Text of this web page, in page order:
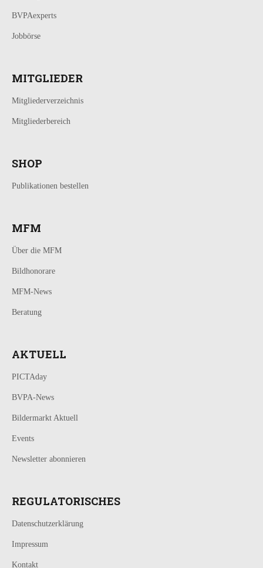
BVPAexperts
Jobbörse
MITGLIEDER
Mitgliederverzeichnis
Mitgliederbereich
SHOP
Publikationen bestellen
MFM
Über die MFM
Bildhonorare
MFM-News
Beratung
AKTUELL
PICTAday
BVPA-News
Bildermarkt Aktuell
Events
Newsletter abonnieren
REGULATORISCHES
Datenschutzerklärung
Impressum
Kontakt